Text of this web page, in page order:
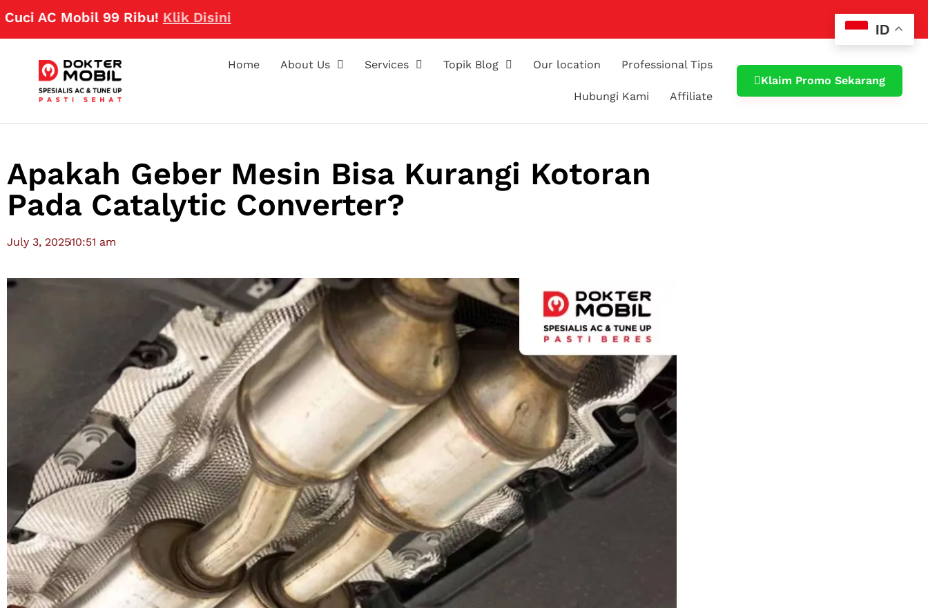
Mobil 99 Ribu!Klik Disini
Home About Us Services Topik Blog Our location Professional Tips
Hubungi Kami Affiliate
Klaim Promo Sekarang
Apakah Geber Mesin Bisa Kurangi Kotoran
Pada Catalytic Converter?
July 3, 202510:51 am
ID